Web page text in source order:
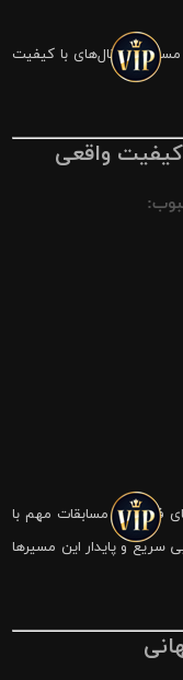
و کانال‌های با کیفیت
فوتبال و مسابقات مهم با
سریع و پایدار این مسیرها